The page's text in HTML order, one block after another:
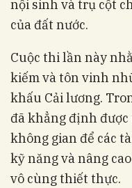
nội sinh và trụ cột
của đất nước.
Cuộc thi lần này
kiếm và tôn vinh
khấu Cải lương.
đã khẳng định
không gian để các
kỹ năng và nâng
vô cùng thiết thực.